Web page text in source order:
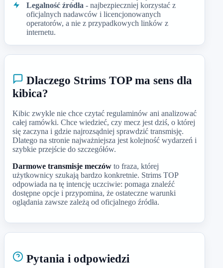
Legalność źródła - najbezpieczniej korzystać z
oficjalnych nadawców i licencjonowanych
operatorów, a nie z przypadkowych linków z
internetu.
Dlaczego Strims TOP ma sens dla
kibica?
Kibic zwykle nie chce czytać regulaminów ani analizować
całej ramówki. Chce wiedzieć, czy mecz jest dziś, o której
się zaczyna i gdzie najrozsądniej sprawdzić transmisję.
Dlatego na stronie najważniejsza jest kolejność wydarzeń i
szybkie przejście do szczegółów.
Darmowe transmisje meczów to fraza, której
użytkownicy szukają bardzo konkretnie. Strims TOP
odpowiada na tę intencję uczciwie: pomaga znaleźć
dostępne opcje i przypomina, że ostateczne warunki
oglądania zawsze zależą od oficjalnego źródła.
Pytania i odpowiedzi